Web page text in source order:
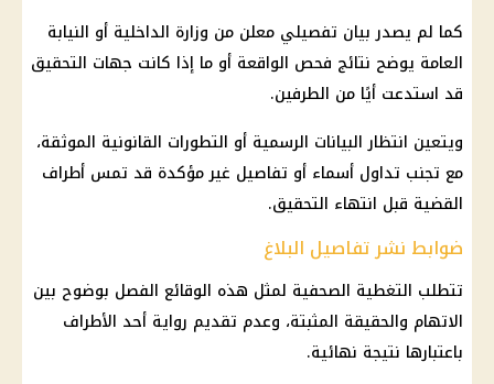
كما لم يصدر بيان تفصيلي معلن من وزارة الداخلية أو النيابة
العامة يوضح نتائج فحص الواقعة أو ما إذا كانت جهات التحقيق
قد استدعت أيًا من الطرفين.
ويتعين انتظار البيانات الرسمية أو التطورات القانونية الموثقة،
مع تجنب تداول أسماء أو تفاصيل غير مؤكدة قد تمس أطراف
القضية قبل انتهاء التحقيق.
ضوابط نشر تفاصيل البلاغ
تتطلب التغطية الصحفية لمثل هذه الوقائع الفصل بوضوح بين
الاتهام والحقيقة المثبتة، وعدم تقديم رواية أحد الأطراف
باعتبارها نتيجة نهائية.